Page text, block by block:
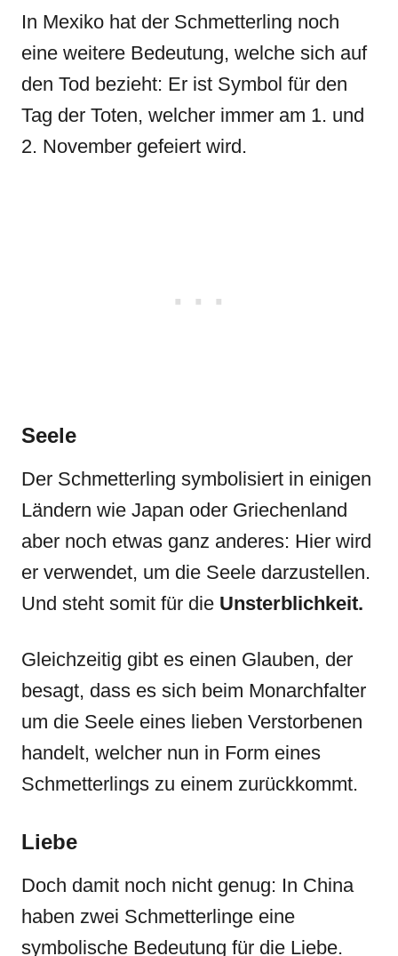
In Mexiko hat der Schmetterling noch
eine weitere Bedeutung, welche sich auf
den Tod bezieht: Er ist Symbol für den
Tag der Toten, welcher immer am 1. und
2. November gefeiert wird.
Seele
Der Schmetterling symbolisiert in einigen
Ländern wie Japan oder Griechenland
aber noch etwas ganz anderes: Hier wird
er verwendet, um die Seele darzustellen.
Und steht somit für die Unsterblichkeit.
Gleichzeitig gibt es einen Glauben, der
besagt, dass es sich beim Monarchfalter
um die Seele eines lieben Verstorbenen
handelt, welcher nun in Form eines
Schmetterlings zu einem zurückkommt.
Liebe
Doch damit noch nicht genug: In China
haben zwei Schmetterlinge eine
symbolische Bedeutung für die Liebe.